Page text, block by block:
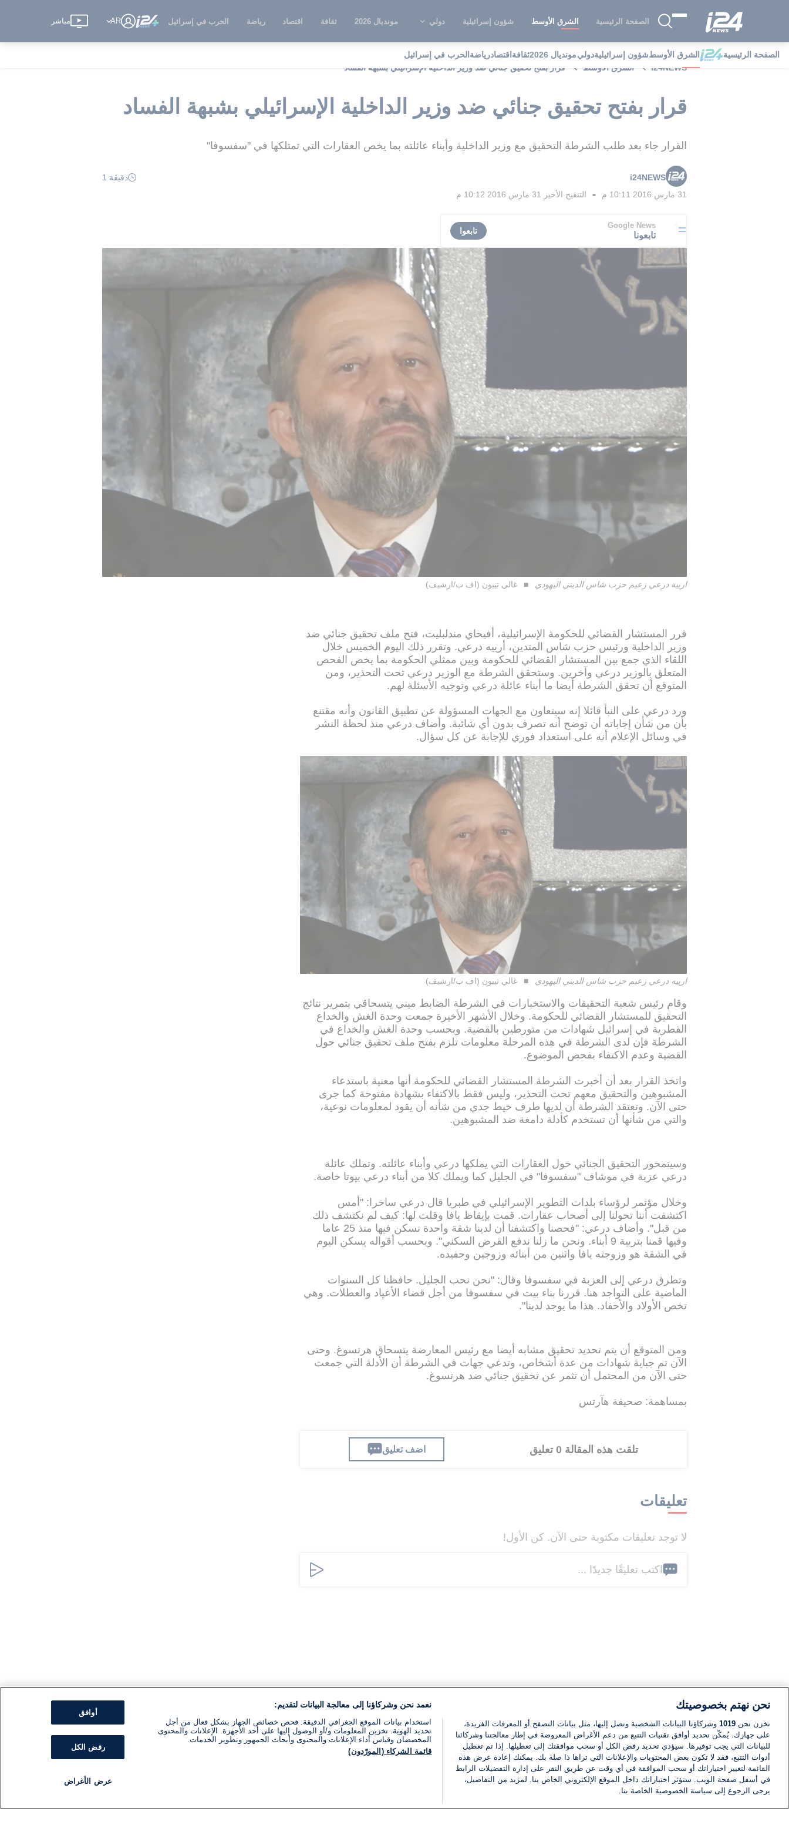
الصفحة الرئيسية الشرق الأوسط شؤون إسرائيلية دولي مونديال 2026 ثقافة اقتصاد رياضة الحرب في إسرائيل AR مباشر
الصفحة الرئيسية الشرق الأوسطشؤون إسرائيليةدوليمونديال 2026 ثقافة اقتصادرياضة الحرب في إسرائيل
i24NEWS
الشرق الأوسط قرار بفتح تحقيق جنائي ضد وزير الداخلية الإسرائيلي بشبهة الفساد
قرار بفتح تحقيق جنائي ضد وزير الداخلية الإسرائيلي بشبهة الفساد
القرار جاء بعد طلب الشرطة التحقيق مع وزير الداخلية وأبناء عائلته بما يخص العقارات التي تمتلكها في "سفسوفا"
i24NEWS
دقيقة 1
31 مارس 2016 10:11 م
■ التنقيح الأخير 31 مارس 2016 10:12 م
Google News
تابعونا تابعوا
ارييه درعي زعيم حزب شاس الديني اليهودي غالي تيبون (اف ب/ارشيف)
قرر المستشار القضائي للحكومة الإسرائيلية، أفيحاي مندلبليت، فتح ملف تحقيق جنائي ضد
وزير الداخلية ورئيس حزب شاس المتدين، أرييه درعي. وتقرر ذلك اليوم الخميس خلال
اللقاء الذي جمع بين المستشار القضائي للحكومة وبين ممثلي الحكومة بما يخص الفحص
المتعلق بالوزير درعي وآخرين. وستحقق الشرطة مع الوزير درعي تحت التحذير، ومن
المتوقع أن تحقق الشرطة أيضا ما أبناء عائلة درعي وتوجيه الأسئلة لهم.
ورد درعي على النبأ قائلا إنه سيتعاون مع الجهات المسؤولة عن تطبيق القانون وأنه مقتنع
بأن من شأن إجاباته أن توضح أنه تصرف بدون أي شائبة. وأضاف درعي منذ لحظة النشر
في وسائل الإعلام أنه على استعداد فوري للإجابة عن كل سؤال.
ارييه درعي زعيم حزب شاس الديني اليهودي غالي تيبون (اف ب/ارشيف)
وقام رئيس شعبة التحقيقات والاستخبارات في الشرطة الضابط ميني يتسحاقي بتمرير نتائج
التحقيق للمستشار القضائي للحكومة. وخلال الأشهر الأخيرة جمعت وحدة الغش والخداع
القطرية في إسرائيل شهادات من متورطين بالقضية. وبحسب وحدة الغش والخداع في
الشرطة فإن لدى الشرطة في هذه المرحلة معلومات تلزم بفتح ملف تحقيق جنائي حول
القضية وعدم الاكتفاء بفحص الموضوع.
واتخذ القرار بعد أن أخبرت الشرطة المستشار القضائي للحكومة أنها معنية باستدعاء
المشبوهين والتحقيق معهم تحت التحذير، وليس فقط بالاكتفاء بشهادة مفتوحة كما جرى
حتى الآن. وتعتقد الشرطة أن لديها طرف خيط جدي من شأنه أن يقود لمعلومات نوعية،
والتي من شأنها أن تستخدم كأدلة دامغة ضد المشبوهين.
وسيتمحور التحقيق الجنائي حول العقارات التي يملكها درعي وأبناء عائلته. وتملك عائلة
درعي عزبة في موشاف "سفسوفا" في الجليل كما ويملك كلا من أبناء درعي بيوتا خاصة.
وخلال مؤتمر لرؤساء بلدات التطوير الإسرائيلي في طبريا قال درعي ساخرا: "أمس
اكتشفت أننا تحولنا إلى أصحاب عقارات. قمت بإيقاظ يافا وقلت لها: كيف لم نكتشف ذلك
من قبل". وأضاف درعي: "فحصنا واكتشفنا أن لدينا شقة واحدة نسكن فيها منذ 25 عاما
وفيها قمنا بتربية 9 أبناء. ونحن ما زلنا ندفع القرض السكني". وبحسب أقواله يسكن اليوم
في الشقة هو وزوجته يافا واثنين من أبنائه وزوجين وحفيده.
وتطرق درعي إلى العزبة في سفسوفا وقال: "نحن نحب الجليل. حافظنا كل السنوات
الماضية على التواجد هنا. قررنا بناء بيت في سفسوفا من أجل قضاء الأعياد والعطلات. وهي
تخص الأولاد والأحفاد. هذا ما يوجد لدينا".
ومن المتوقع أن يتم تحديد تحقيق مشابه أيضا مع رئيس المعارضة يتسحاق هرتسوغ. وحتى
الآن تم جباية شهادات من عدة أشخاص، وتدعي جهات في الشرطة أن الأدلة التي جمعت
حتى الآن من المحتمل أن تثمر عن تحقيق جنائي ضد هرتسوغ.
بمساهمة: صحيفة هآرتس
تلقت هذه المقالة 0 تعليق اضف تعليق
تعليقات
لا توجد تعليقات مكتوبة حتى الآن. كن الأول!
اكتب تعليقًا جديدًا ...
نحن نهتم بخصوصيتك
نخزن نحن 1019 وشركاؤنا البيانات الشخصية ونصل إليها، مثل بيانات التصفح أو المعرفات الفريدة،
على جهازك. يُمكّن تحديد أوافق تقنيات التتبع من دعم الأغراض المعروضة في إطار معالجتنا وشركائنا
للبيانات التي يجب توفيرها. سيؤدي تحديد رفض الكل أو سحب موافقتك إلى تعطيلها. إذا تم تعطيل
أدوات التتبع، فقد لا تكون بعض المحتويات والإعلانات التي تراها ذا صلة بك. يمكنك إعادة عرض هذه
القائمة لتغيير اختياراتك أو سحب الموافقة في أي وقت عن طريق النقر على إدارة التفضيلات الرابط
في أسفل صفحة الويب. ستؤثر اختياراتك داخل الموقع الإلكتروني الخاص بنا. لمزيد من التفاصيل،
يرجى الرجوع إلى سياسة الخصوصية الخاصة بنا.
نعمد نحن وشركاؤنا إلى معالجة البيانات لتقديم:
استخدام بيانات الموقع الجغرافي الدقيقة. فحص خصائص الجهاز بشكل فعال من أجل
تحديد الهوية. تخزين المعلومات و/أو الوصول إليها على أحد الأجهزة. الإعلانات والمحتوى
المخصصان وقياس أداء الإعلانات والمحتوى وأبحاث الجمهور وتطوير الخدمات.
قائمة الشركاء (المورّدون)
أوافق
رفض الكل
عرض الأغراض